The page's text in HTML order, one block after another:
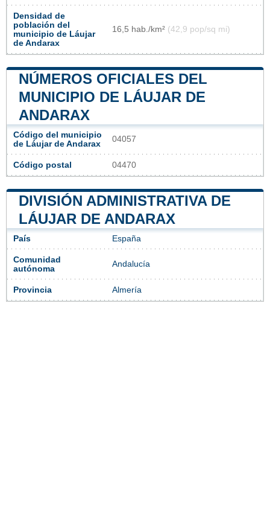
Densidad de
población del
municipio de Láujar
de Andarax
16,5 hab./km² (42,9 pop/sq mi)
NÚMEROS OFICIALES DEL
MUNICIPIO DE LÁUJAR DE
ANDARAX
Código del municipio
de Láujar de Andarax
04057
Código postal 04470
DIVISIÓN ADMINISTRATIVA DE
LÁUJAR DE ANDARAX
País España
Comunidad
autónoma
Andalucía
Provincia Almería